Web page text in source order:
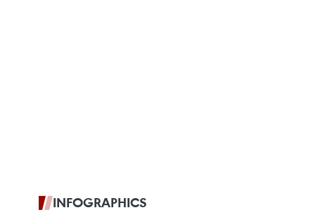
INFOGRAPHICS